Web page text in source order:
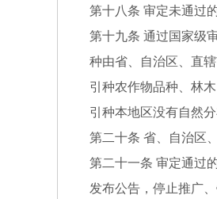
第十八条 审定未通过
第十九条 通过国家级
种由省、自治区、直
引种农作物品种、林
引种本地区没有自然
第二十条 省、自治区
第二十一条 审定通过
发布公告，停止推广、